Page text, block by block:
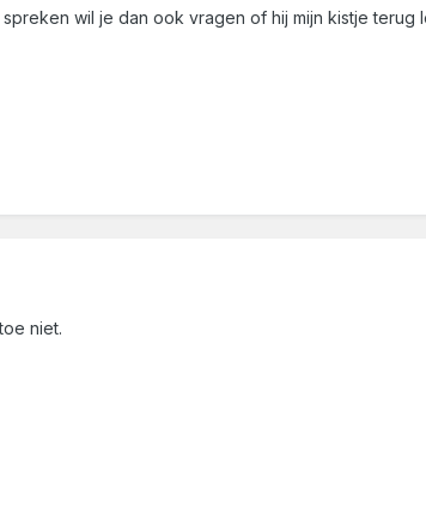
wil je dan ook vragen of hij mijn kistje terug
niet.